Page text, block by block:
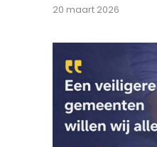
20 maart 2026